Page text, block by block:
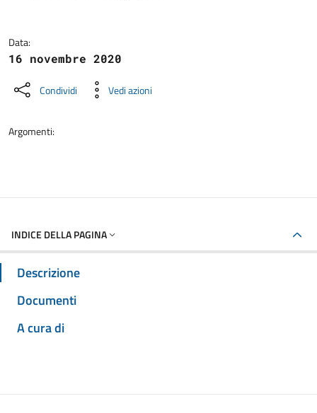
Data:
16 novembre 2020
Condividi Vedi azioni
Argomenti:
INDICE DELLA PAGINA
Descrizione
Documenti
A cura di